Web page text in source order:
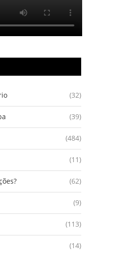
(32)
(39)
(484)
(11)
(62)
(9)
(113)
(14)